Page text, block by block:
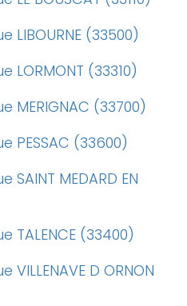
LIBOURNE (33500)
LORMONT (33310)
MERIGNAC (33700)
PESSAC (33600)
MEDARD EN
TALENCE (33400)
D ORNON